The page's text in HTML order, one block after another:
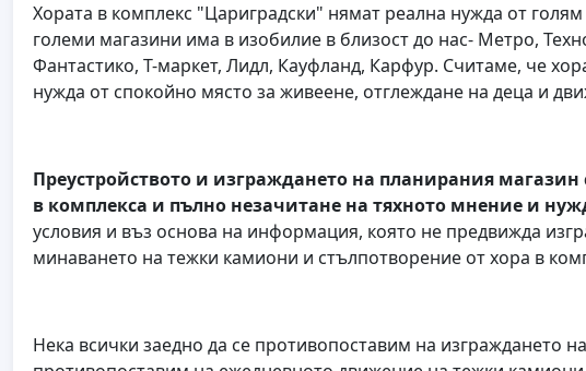
Хората в комплекс "Цариградски" нямат реална нужда от
големи магазини има в изобилие в близост до нас- Метро,
Фантастико, Т-маркет, Лидл, Кауфланд, Карфур. Считаме, че
нужда от спокойно място за живеене, отглеждане на деца и
Преустройството и изграждането на планирания
в комплекса и пълно незачитане на тяхното мнение и
условия и въз основа на информация, която не предвижда
минаването на тежки камиони и стълпотворение от хора в
Нека всички заедно да се противопоставим на изграждането